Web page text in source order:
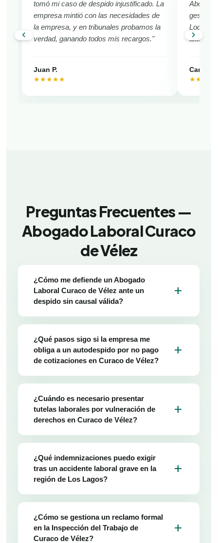
chevron_left
tomó mi caso de despido injustificado. La
empresa mintió con las necesidades de
la empresa, y en tribunales probamos la
verdad, ganando todos mis recargos."
Juan P.
★★★★★
gestionó
alta en
Camila
chevron_right
Preguntas Frecuentes —
Abogado Laboral Curaco
de Vélez
¿Cómo me defiende un Abogado
Laboral Curaco de Vélez ante un
despido sin causal válida?
add
¿Qué pasos sigo si la empresa me
obliga a un autodespido por no pago
de cotizaciones en Curaco de Vélez?
add
¿Cuándo es necesario presentar
tutelas laborales por vulneración de
derechos en Curaco de Vélez?
add
¿Qué indemnizaciones puedo exigir
tras un accidente laboral grave en la
región de Los Lagos?
add
¿Cómo se gestiona un reclamo formal
en la Inspección del Trabajo de
Curaco de Vélez?
add